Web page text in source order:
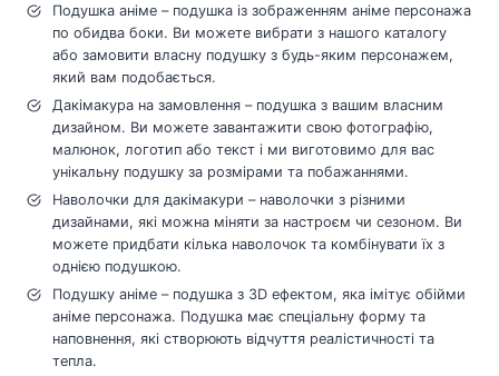
Подушка аніме – подушка із зображенням аніме персонажа
по обидва боки. Ви можете вибрати з нашого каталогу
або замовити власну подушку з будь-яким персонажем,
який вам подобається.
Дакімакура на замовлення – подушка з вашим власним
дизайном. Ви можете завантажити свою фотографію,
малюнок, логотип або текст і ми виготовимо для вас
унікальну подушку за розмірами та побажаннями.
Наволочки для дакімакури – наволочки з різними
дизайнами, які можна міняти за настроєм чи сезоном. Ви
можете придбати кілька наволочок та комбінувати їх з
однією подушкою.
Подушку аніме – подушка з 3D ефектом, яка імітує обійми
аніме персонажа. Подушка має спеціальну форму та
наповнення, які створюють відчуття реалістичності та
тепла.